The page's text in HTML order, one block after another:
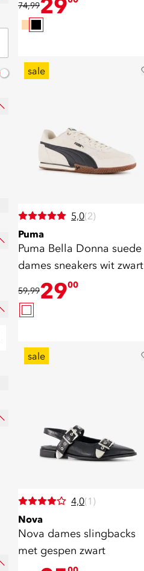
74,9929
sale
5,0(2)
Puma
Puma Bella Donna suede
dames sneakers wit zwart
59,992900
sale
4,0(1)
Nova
Nova dames slingbacks
met gespen zwart